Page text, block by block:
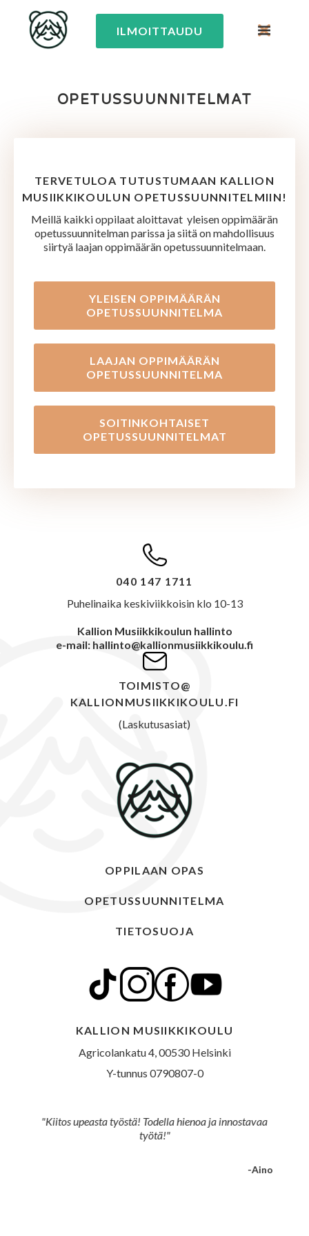
ILMOITTAUDU
OPETUSSUUNNITELMAT
TERVETULOA TUTUSTUMAAN KALLION
MUSIIKKIKOULUN OPETUSSUUNNITELMIIN!
Meillä kaikki oppilaat aloittavat yleisen oppimäärän
opetussuunnitelman parissa ja siitä on mahdollisuus
siirtyä laajan oppimäärän opetussuunnitelmaan.
YLEISEN OPPIMÄÄRÄN
OPETUSSUUNNITELMA
LAAJAN OPPIMÄÄRÄN
OPETUSSUUNNITELMA
SOITINKOHTAISET
OPETUSSUUNNITELMAT
040 147 1711
Puhelinaika keskiviikkoisin klo 10-13
Kallion Musiikkikoulun hallinto
e-mail: hallinto@kallionmusiikkikoulu.fi
TOIMISTO@
KALLIONMUSIIKKIKOULU.FI
(Laskutusasiat)
OPPILAAN OPAS
OPETUSSUUNNITELMA
TIETOSUOJA
KALLION MUSIIKKIKOULU
Agricolankatu 4, 00530 Helsinki
Y-tunnus 0790807-0
"Kiitos upeasta työstä! Todella hienoa ja innostavaa
työtä!"
-Aino